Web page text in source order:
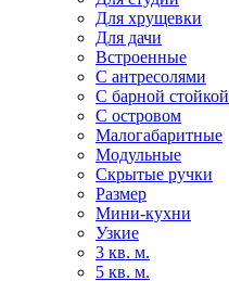
Для хрущевки
Для дачи
Встроенные
С антресолями
С барной стойкой
С островом
Малогабаритные
Модульные
Скрытые ручки
Размер
Мини-кухни
Узкие
3 кв. м.
5 кв. м.